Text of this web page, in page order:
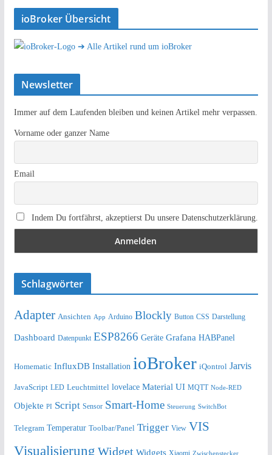
ioBroker Übersicht
➔ Alle Artikel rund um ioBroker
Newsletter
Immer auf dem Laufenden bleiben und keinen Artikel mehr verpassen.
Vorname oder ganzer Name
Email
Indem Du fortfährst, akzeptierst Du unsere Datenschutzerklärung.
Schlagwörter
Adapter Ansichten App Arduino Blockly Button CSS Darstellung
Dashboard Datenpunkt ESP8266 Geräte Grafana HABPanel
Homematic InfluxDB Installation ioBroker iQontrol Jarvis
JavaScript LED Leuchtmittel lovelace Material UI MQTT Node-RED
Objekte PI Script Sensor Smart-Home Steuerung SwitchBot
Telegram Temperatur Toolbar/Panel Trigger View VIS
Visualisierung Widget Widgets Zwischenstecker